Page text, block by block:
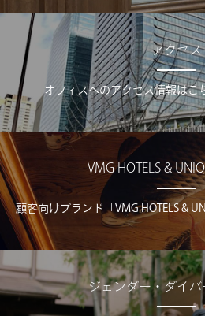
アクセス
オフィスへのアクセス情報はこ
VMG HOTELS &
顧客向けブランド「VMG HOTELS &
ジェンダー・ダイ